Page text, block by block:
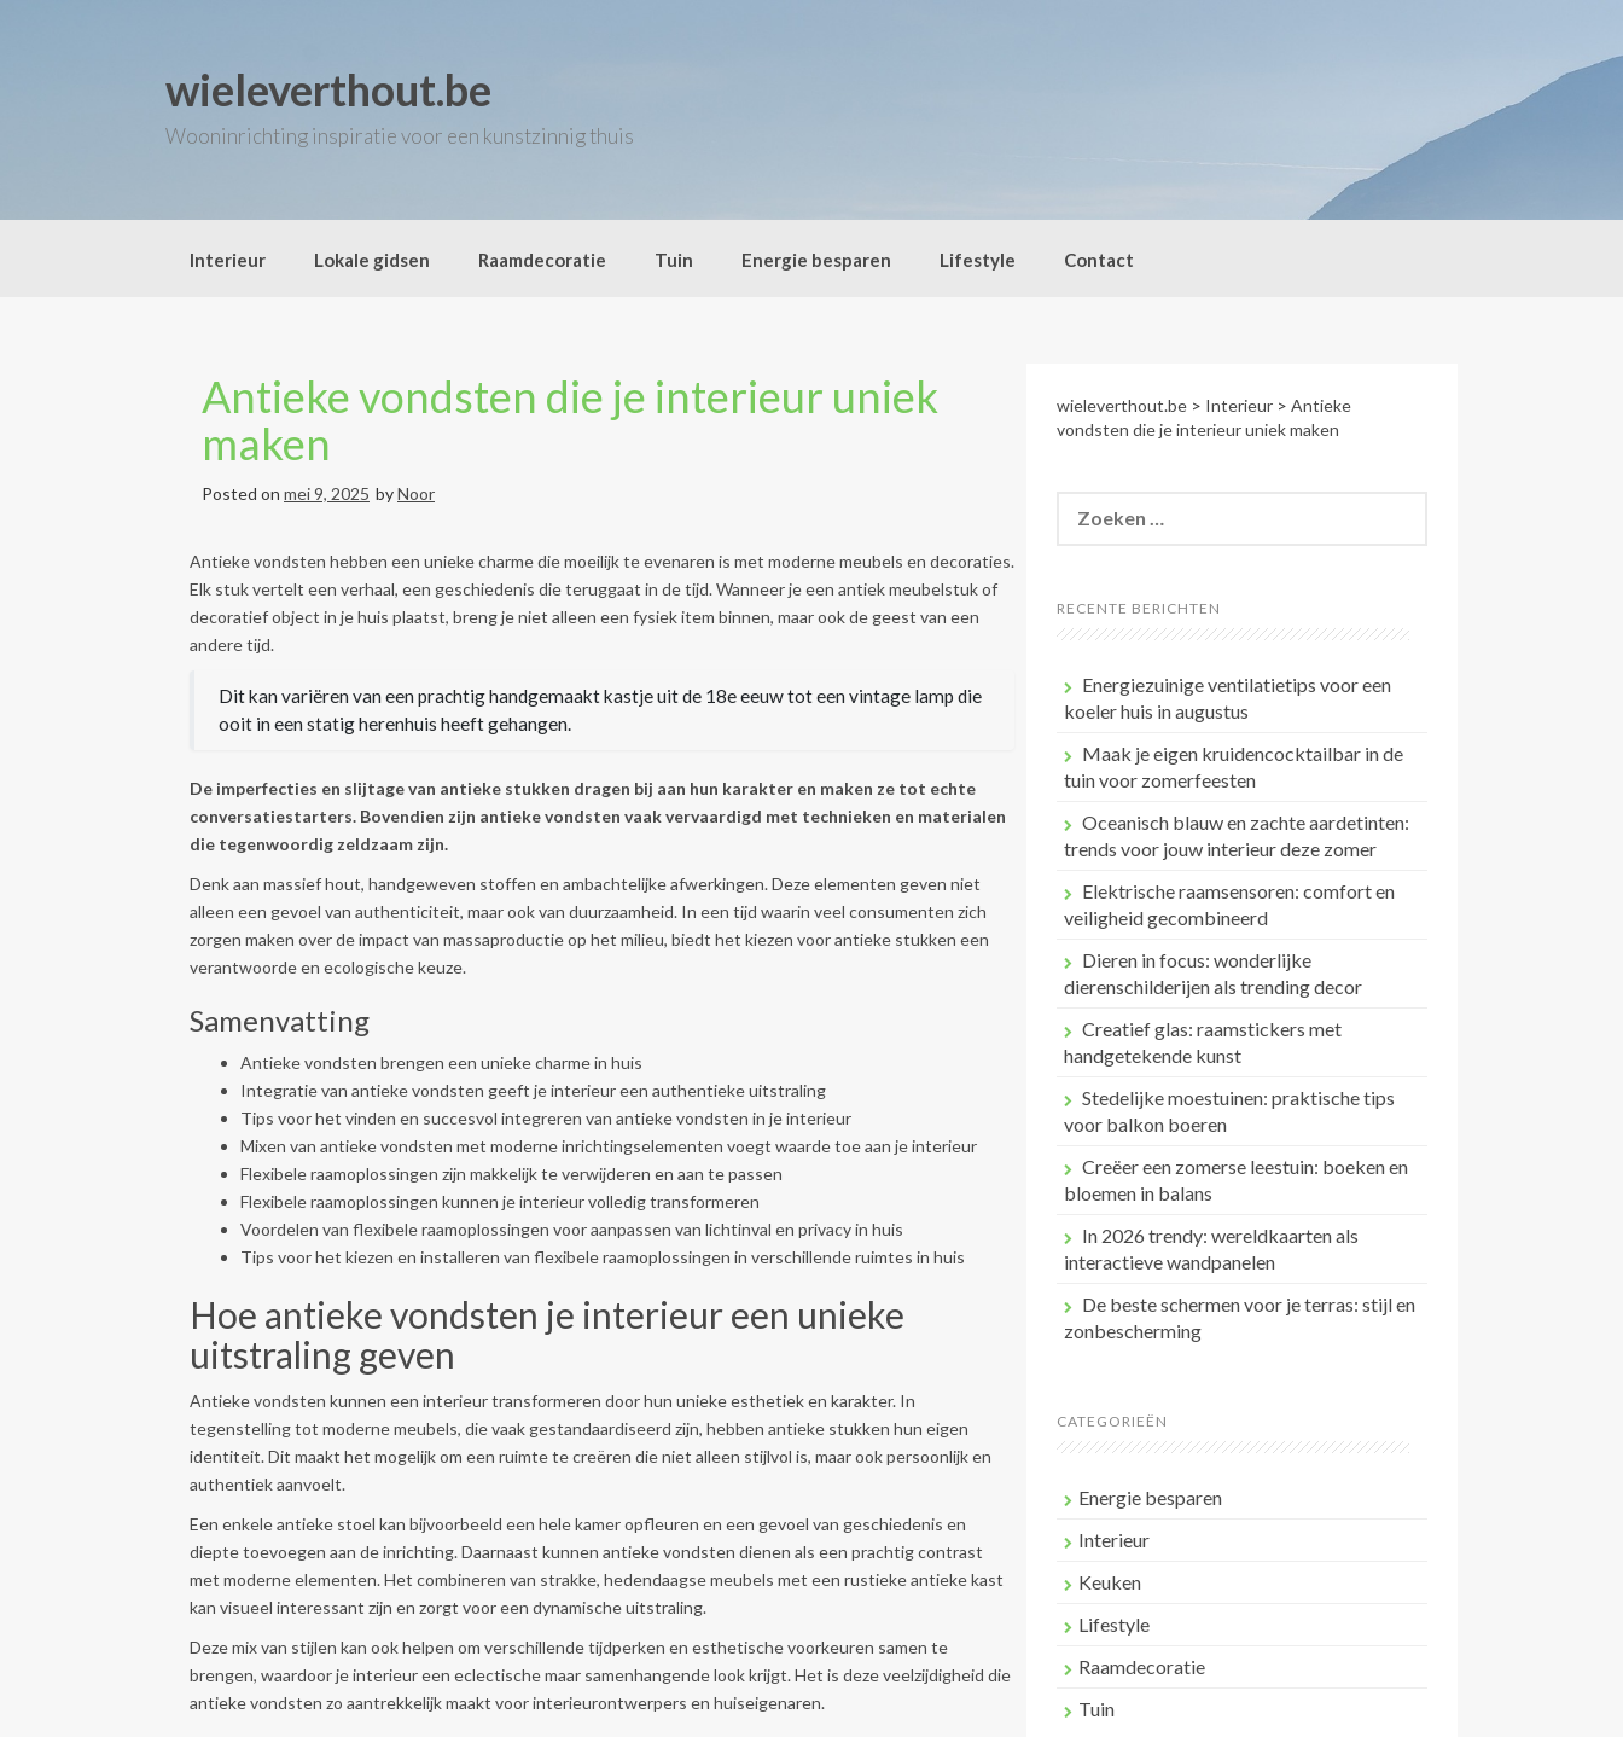
wieleverthout.be
Wooninrichting inspiratie voor een kunstzinnig thuis
Interieur Lokale gidsen Raamdecoratie Tuin Energie besparen Lifestyle Contact
Antieke vondsten die je interieur uniek
maken
Posted on mei 9, 2025 byNoor
Antieke vondsten hebben een unieke charme die moeilijk te evenaren is met moderne meubels en decoraties.
Elk stuk vertelt een verhaal, een geschiedenis die teruggaat in de tijd. Wanneer je een antiek meubelstuk of
decoratief object in je huis plaatst, breng je niet alleen een fysiek item binnen, maar ook de geest van een
andere tijd.
Dit kan variëren van een prachtig handgemaakt kastje uit de 18e eeuw tot een vintage lamp die
ooit in een statig herenhuis heeft gehangen.
De imperfecties en slijtage van antieke stukken dragen bij aan hun karakter en maken ze tot echte
conversatiestarters. Bovendien zijn antieke vondsten vaak vervaardigd met technieken en materialen
die tegenwoordig zeldzaam zijn.
Denk aan massief hout, handgeweven stoffen en ambachtelijke afwerkingen. Deze elementen geven niet
alleen een gevoel van authenticiteit, maar ook van duurzaamheid. In een tijd waarin veel consumenten zich
zorgen maken over de impact van massaproductie op het milieu, biedt het kiezen voor antieke stukken een
verantwoorde en ecologische keuze.
Samenvatting
Antieke vondsten brengen een unieke charme in huis
Integratie van antieke vondsten geeft je interieur een authentieke uitstraling
Tips voor het vinden en succesvol integreren van antieke vondsten in je interieur
Mixen van antieke vondsten met moderne inrichtingselementen voegt waarde toe aan je interieur
Flexibele raamoplossingen zijn makkelijk te verwijderen en aan te passen
Flexibele raamoplossingen kunnen je interieur volledig transformeren
Voordelen van flexibele raamoplossingen voor aanpassen van lichtinval en privacy in huis
Tips voor het kiezen en installeren van flexibele raamoplossingen in verschillende ruimtes in huis
Hoe antieke vondsten je interieur een unieke
uitstraling geven
Antieke vondsten kunnen een interieur transformeren door hun unieke esthetiek en karakter. In
tegenstelling tot moderne meubels, die vaak gestandaardiseerd zijn, hebben antieke stukken hun eigen
identiteit. Dit maakt het mogelijk om een ruimte te creëren die niet alleen stijlvol is, maar ook persoonlijk en
authentiek aanvoelt.
Een enkele antieke stoel kan bijvoorbeeld een hele kamer opfleuren en een gevoel van geschiedenis en
diepte toevoegen aan de inrichting. Daarnaast kunnen antieke vondsten dienen als een prachtig contrast
met moderne elementen. Het combineren van strakke, hedendaagse meubels met een rustieke antieke kast
kan visueel interessant zijn en zorgt voor een dynamische uitstraling.
Deze mix van stijlen kan ook helpen om verschillende tijdperken en esthetische voorkeuren samen te
brengen, waardoor je interieur een eclectische maar samenhangende look krijgt. Het is deze veelzijdigheid die
antieke vondsten zo aantrekkelijk maakt voor interieurontwerpers en huiseigenaren.
wieleverthout.be > Interieur >Antieke
vondsten die je interieur uniek maken
naar:
RECENTE BERICHTEN
Energiezuinige ventilatietips voor een
koeler huis in augustus
Maak je eigen kruidencocktailbar in de
tuin voor zomerfeesten
Oceanisch blauw en zachte aardetinten:
trends voor jouw interieur deze zomer
Elektrische raamsensoren: comfort en
veiligheid gecombineerd
Dieren in focus: wonderlijke
dierenschilderijen als trending decor
Creatief glas: raamstickers met
handgetekende kunst
Stedelijke moestuinen: praktische tips
voor balkon boeren
Creëer een zomerse leestuin: boeken en
bloemen in balans
In 2026 trendy: wereldkaarten als
interactieve wandpanelen
De beste schermen voor je terras: stijl en
zonbescherming
CATEGORIEËN
Energie besparen
Interieur
Keuken
Lifestyle
Raamdecoratie
Tuin